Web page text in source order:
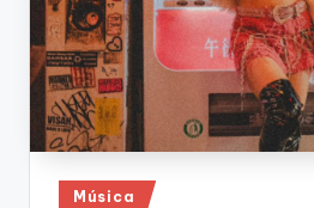
Publicado
Música